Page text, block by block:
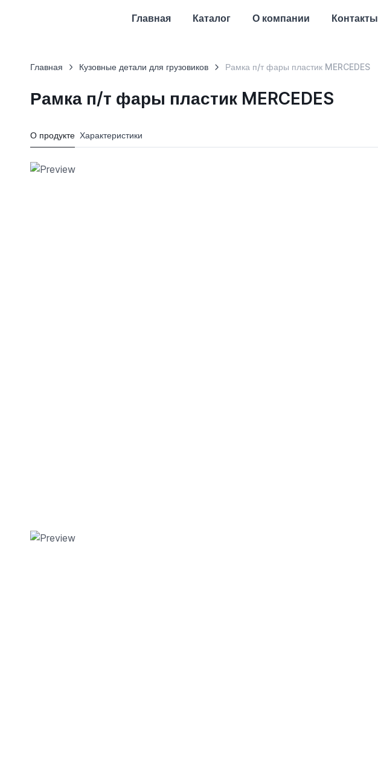
Главная Каталог О компании Контакты
Главная Кузовные детали для грузовиков Рамка п/т фары пластик MERCEDES
Рамка п/т фары пластик MERCEDES
О продукте Характеристики